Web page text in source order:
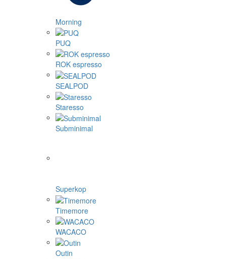
Morning
PUQ
ROK espresso
SEALPOD
Staresso
Subminimal
Superkop
Timemore
WACACO
Outin